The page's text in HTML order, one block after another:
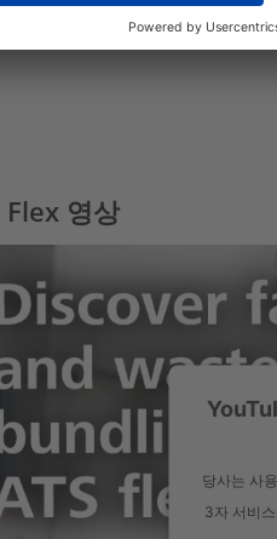
Flex 영상
당사는 사
3자 서비